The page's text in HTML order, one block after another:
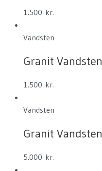
1.500 kr.
Vandsten
Granit Vandsten
1.500 kr.
Vandsten
Granit Vandsten
5.000 kr.